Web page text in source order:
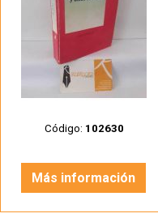
Código: 102630
Más información